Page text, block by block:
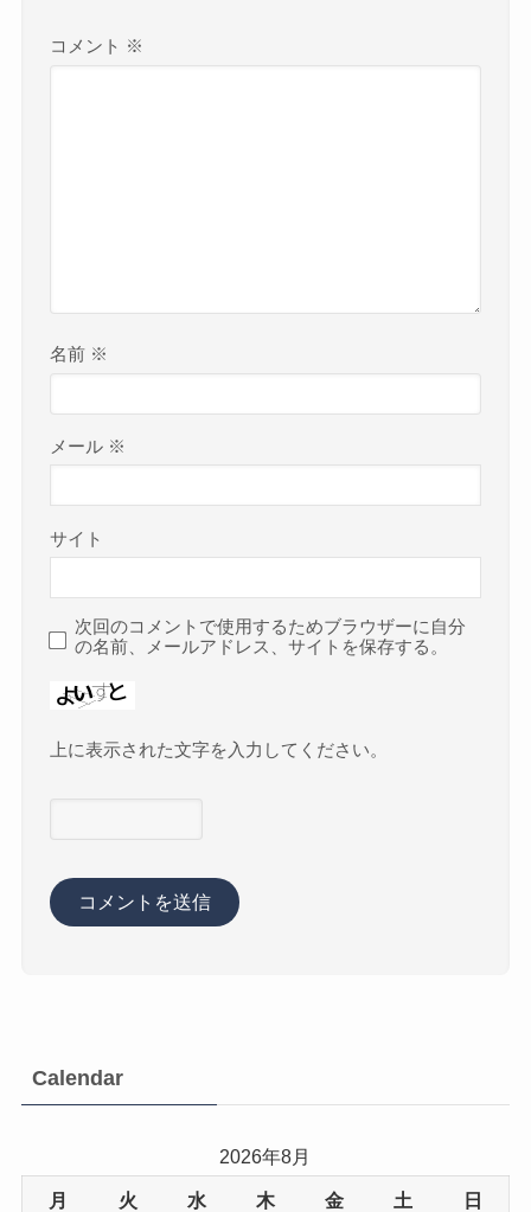
コメント ※
名前 ※
メール ※
サイト
次回のコメントで使用するためブラウザーに自分
の名前、メールアドレス、サイトを保存する。
上に表示された文字を入力してください。
Calendar
2026年8月
月 火 水 木 金 土 日